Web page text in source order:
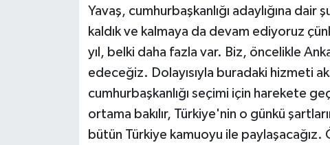
Yavaş, cumhurbaşkanlığı adaylığına dair
kaldık ve kalmaya da devam ediyoruz
yıl, belki daha fazla var. Biz, öncelikle
edeceğiz. Dolayısıyla buradaki hizmeti
cumhurbaşkanlığı seçimi için harekete
ortama bakılır, Türkiye'nin o günkü
bütün Türkiye kamuoyu ile